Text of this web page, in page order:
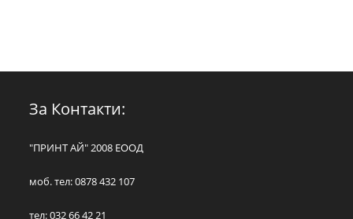
За Контакти:
"ПРИНТ АЙ" 2008 ЕООД
моб. тел: 0878 432 107
тел: 032 66 42 21